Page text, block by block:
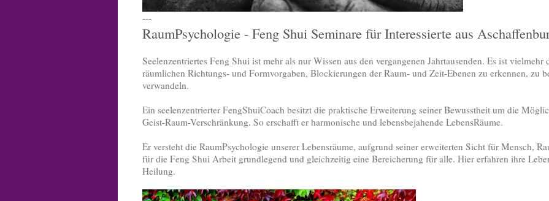
---
RaumPsychologie - Feng Shui Seminare für Interessierte aus
Seelenzentriertes Feng Shui ist mehr als nur Wissen aus den vergangenen Jahrtausenden. Es ist
räumlichen Richtungs- und Formvorgaben, Blockierungen der Raum- und Zeit-Ebenen zu erkennen, zu
verwandeln.
Ein seelenzentrierter FengShuiCoach besitzt die praktische Erweiterung seiner Bewusstheit um die
Geist-Raum-Verschränkung. So erschafft er harmonische und lebensbejahende LebensRäume.
Er versteht die RaumPsychologie unserer Lebensräume, aufgrund seiner erweiterten Sicht für Mensch,
für die Feng Shui Arbeit grundlegend und gleichzeitig eine Bereicherung für alle. Hier erfahren ihre
Heilung.